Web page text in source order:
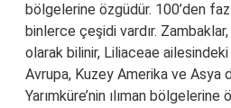
bölgelerine özgüdür. 100’den
binlerce çeşidi vardır.
olarak bilinir, Liliaceae
Avrupa, Kuzey Amerika ve Asya
Yarımküre’nin ılıman